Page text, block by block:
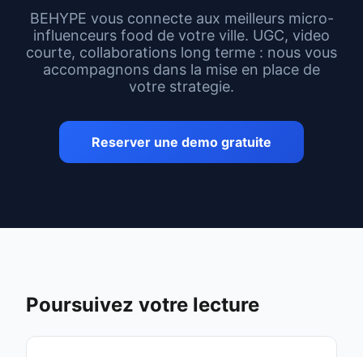
BEHYPE vous connecte aux meilleurs micro-
influenceurs food de votre ville. UGC, video
courte, collaborations long terme : nous vous
accompagnons dans la mise en place de
votre strategie.
Reserver une demo gratuite
Poursuivez votre lecture